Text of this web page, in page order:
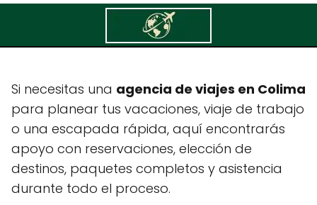
Corazón De Colima Tours
Si necesitas una agencia de viajes en Colima
para planear tus vacaciones, viaje de trabajo
o una escapada rápida, aquí encontrarás
apoyo con reservaciones, elección de
destinos, paquetes completos y asistencia
durante todo el proceso.